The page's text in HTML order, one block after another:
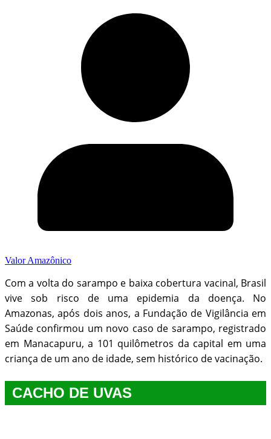
Valor Amazônico
Com a volta do sarampo e baixa cobertura vacinal, Brasil
vive sob risco de uma epidemia da doença. No
Amazonas, após dois anos, a Fundação de Vigilância em
Saúde confirmou um novo caso de sarampo, registrado
em Manacapuru, a 101 quilômetros da capital em uma
criança de um ano de idade, sem histórico de vacinação.
CACHO DE UVAS